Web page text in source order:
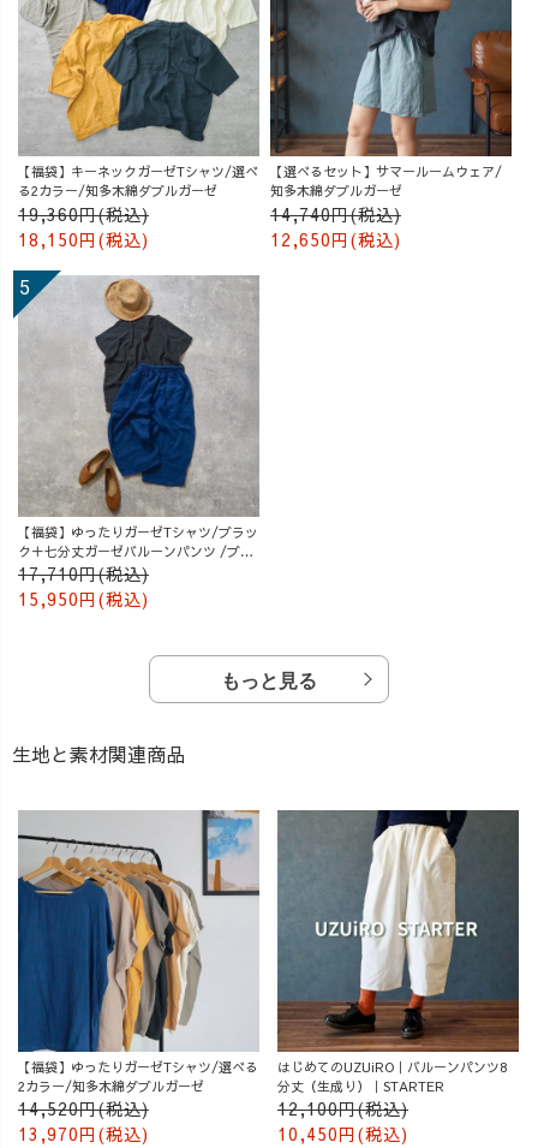
【福袋】キーネックガーゼTシャツ/選べ
る2カラー/知多木綿ダブルガーゼ
19,360円(税込)
18,150円(税込)
【選べるセット】サマールームウェア/
知多木綿ダブルガーゼ
14,740円(税込)
12,650円(税込)
【福袋】ゆったりガーゼTシャツ/ブラッ
ク＋七分丈ガーゼバルーンパンツ /ブル
ー
17,710円(税込)
15,950円(税込)
もっと見る
生地と素材関連商品
【福袋】ゆったりガーゼTシャツ/選べる
2カラー/知多木綿ダブルガーゼ
14,520円(税込)
13,970円(税込)
はじめてのUZUiRO｜バルーンパンツ8
分丈（生成り）｜STARTER
12,100円(税込)
10,450円(税込)